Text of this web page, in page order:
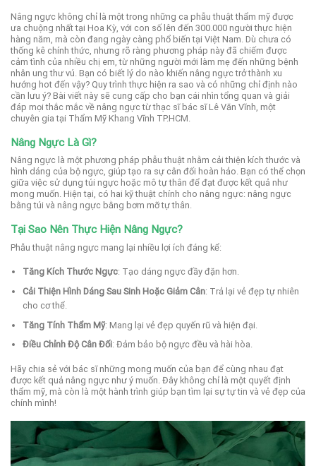
Nâng ngực không chỉ là một trong những ca phẫu thuật thẩm mỹ được
ưa chuộng nhất tại Hoa Kỳ, với con số lên đến 300.000 người thực hiện
hàng năm, mà còn đang ngày càng phổ biến tại Việt Nam. Dù chưa có
thống kê chính thức, nhưng rõ ràng phương pháp này đã chiếm được
cảm tình của nhiều chị em, từ những người mới làm mẹ đến những bệnh
nhân ung thư vú. Bạn có biết lý do nào khiến nâng ngực trở thành xu
hướng hot đến vậy? Quy trình thực hiện ra sao và có những chỉ định nào
cần lưu ý? Bài viết này sẽ cung cấp cho bạn cái nhìn tổng quan và giải
đáp mọi thắc mắc về nâng ngực từ thạc sĩ bác sĩ Lê Văn Vĩnh, một
chuyên gia tại Thẩm Mỹ Khang Vĩnh TP.HCM.
Nâng Ngực Là Gì?
Nâng ngực là một phương pháp phẫu thuật nhằm cải thiện kích thước và
hình dáng của bộ ngực, giúp tạo ra sự cân đối hoàn hảo. Bạn có thể chọn
giữa việc sử dụng túi ngực hoặc mô tự thân để đạt được kết quả như
mong muốn. Hiện tại, có hai kỹ thuật chính cho nâng ngực: nâng ngực
bằng túi và nâng ngực bằng bơm mỡ tự thân.
Tại Sao Nên Thực Hiện Nâng Ngực?
Phẫu thuật nâng ngực mang lại nhiều lợi ích đáng kể:
Tăng Kích Thước Ngực: Tạo dáng ngực đầy đặn hơn.
Cải Thiện Hình Dáng Sau Sinh Hoặc Giảm Cân: Trả lại vẻ đẹp tự nhiên
cho cơ thể.
Tăng Tính Thẩm Mỹ: Mang lại vẻ đẹp quyến rũ và hiện đại.
Điều Chỉnh Độ Cân Đối: Đảm bảo bộ ngực đều và hài hòa.
Hãy chia sẻ với bác sĩ những mong muốn của bạn để cùng nhau đạt
được kết quả nâng ngực như ý muốn. Đây không chỉ là một quyết định
thẩm mỹ, mà còn là một hành trình giúp bạn tìm lại sự tự tin và vẻ đẹp của
chính mình!